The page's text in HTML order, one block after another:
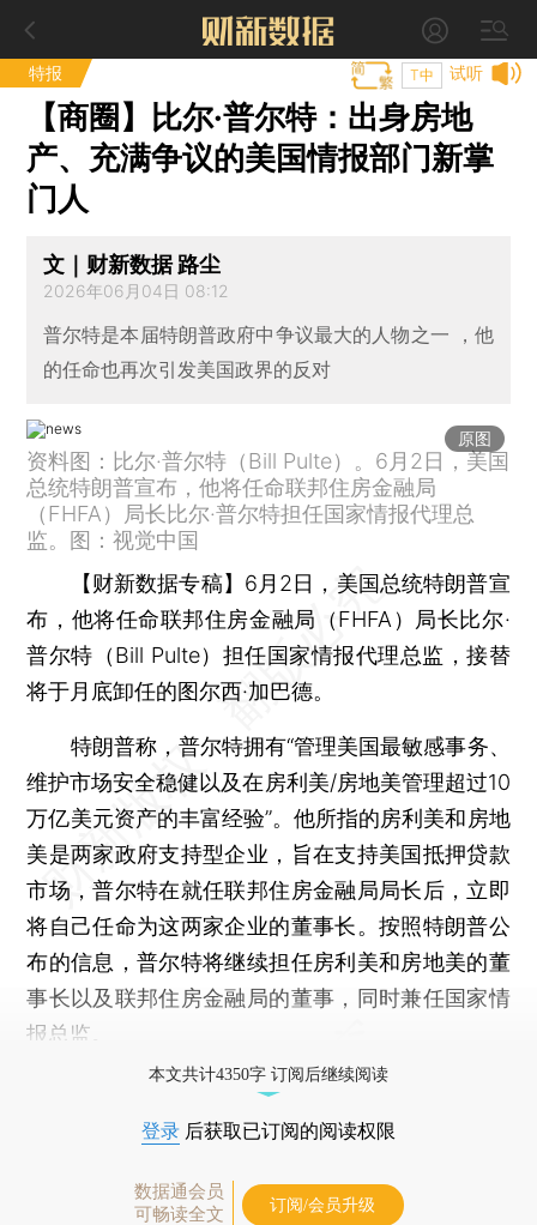
特报 试听
T中
【商圈】比尔·普尔特：出身房地
产、充满争议的美国情报部门新掌
门人
文｜财新数据 路尘
2026年06月04日 08:12
普尔特是本届特朗普政府中争议最大的人物之一 ，他
的任命也再次引发美国政界的反对
原图
资料图：比尔·普尔特（Bill Pulte）。6月2日，美国
总统特朗普宣布，他将任命联邦住房金融局
（FHFA）局长比尔·普尔特担任国家情报代理总
监。图：视觉中国
【财新数据专稿】 6月2日，美国总统特朗普宣
布，他将任命联邦住房金融局（FHFA）局长比尔·
普尔特（Bill Pulte）担任国家情报代理总监，接替
将于月底卸任的图尔西·加巴德。
特朗普称，普尔特拥有“管理美国最敏感事务、
维护市场安全稳健以及在房利美/房地美管理超过10
万亿美元资产的丰富经验”。他所指的房利美和房地
美是两家政府支持型企业，旨在支持美国抵押贷款
市场，普尔特在就任联邦住房金融局局长后，立即
将自己任命为这两家企业的董事长。按照特朗普公
布的信息，普尔特将继续担任房利美和房地美的董
事长以及联邦住房金融局的董事，同时兼任国家情
报总监。
本文共计4350字 订阅后继续阅读
登录 后获取已订阅的阅读权限
数据通会员
可畅读全文
订阅/会员升级